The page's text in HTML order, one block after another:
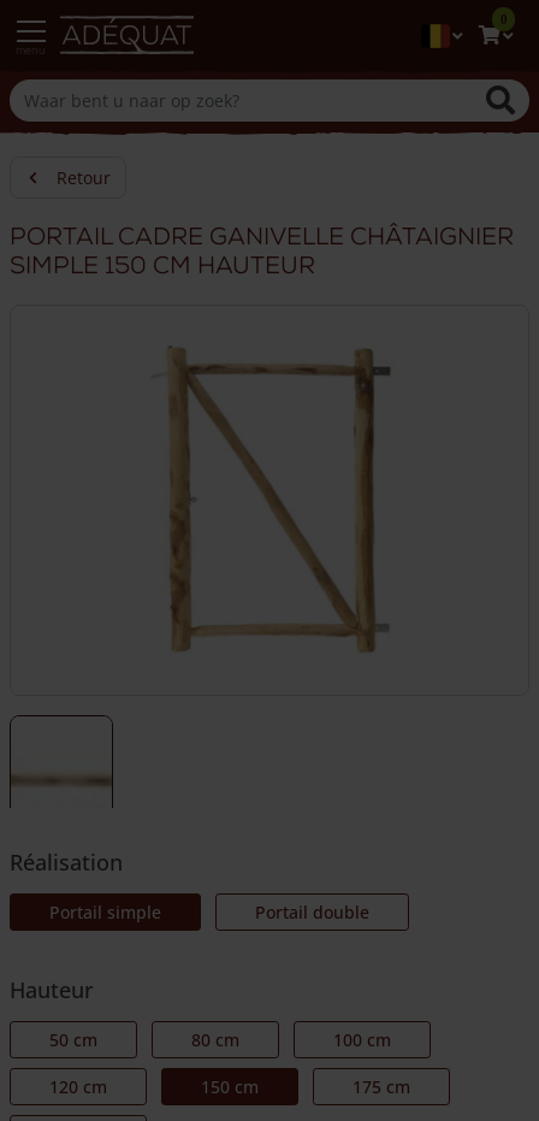
0
Retour
Portail cadre ganivelle châtaignier
simple 150 cm hauteur
Réalisation
Portail simple Portail double
Hauteur
50 cm 80 cm 100 cm
120 cm 150 cm 175 cm